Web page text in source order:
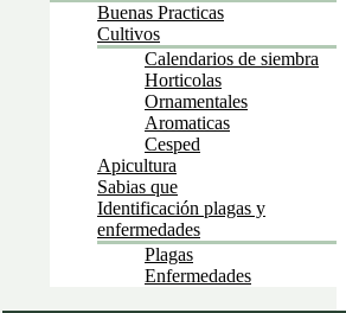
Buenas Practicas
Cultivos
Calendarios de siembra
Horticolas
Ornamentales
Aromaticas
Cesped
Apicultura
Sabias que
Identificación plagas y
enfermedades
Plagas
Enfermedades